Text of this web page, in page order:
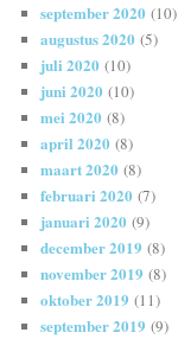
september 2020 (10)
augustus 2020 (5)
juli 2020 (10)
juni 2020 (10)
mei 2020 (8)
april 2020 (8)
maart 2020 (8)
februari 2020 (7)
januari 2020 (9)
december 2019 (8)
november 2019 (8)
oktober 2019 (11)
september 2019 (9)